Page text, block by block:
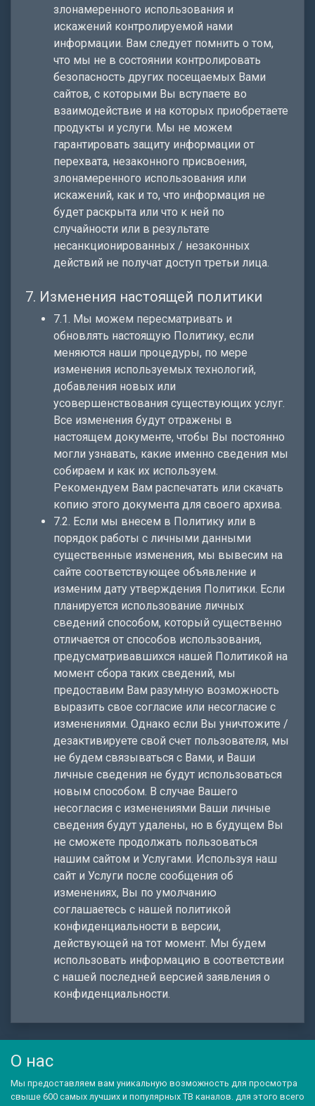
злонамеренного использования и
искажений контролируемой нами
информации. Вам следует помнить о том,
что мы не в состоянии контролировать
безопасность других посещаемых Вами
сайтов, с которыми Вы вступаете во
взаимодействие и на которых приобретаете
продукты и услуги. Мы не можем
гарантировать защиту информации от
перехвата, незаконного присвоения,
злонамеренного использования или
искажений, как и то, что информация не
будет раскрыта или что к ней по
случайности или в результате
несанкционированных / незаконных
действий не получат доступ третьи лица.
7. Изменения настоящей политики
7.1. Мы можем пересматривать и
обновлять настоящую Политику, если
меняются наши процедуры, по мере
изменения используемых технологий,
добавления новых или
усовершенствования существующих услуг.
Все изменения будут отражены в
настоящем документе, чтобы Вы постоянно
могли узнавать, какие именно сведения мы
собираем и как их используем.
Рекомендуем Вам распечатать или скачать
копию этого документа для своего архива.
7.2. Если мы внесем в Политику или в
порядок работы с личными данными
существенные изменения, мы вывесим на
сайте соответствующее объявление и
изменим дату утверждения Политики. Если
планируется использование личных
сведений способом, который существенно
отличается от способов использования,
предусматривавшихся нашей Политикой на
момент сбора таких сведений, мы
предоставим Вам разумную возможность
выразить свое согласие или несогласие с
изменениями. Однако если Вы уничтожите /
дезактивируете свой счет пользователя, мы
не будем связываться с Вами, и Ваши
личные сведения не будут использоваться
новым способом. В случае Вашего
несогласия с изменениями Ваши личные
сведения будут удалены, но в будущем Вы
не сможете продолжать пользоваться
нашим сайтом и Услугами. Используя наш
сайт и Услуги после сообщения об
изменениях, Вы по умолчанию
соглашаетесь с нашей политикой
конфиденциальности в версии,
действующей на тот момент. Мы будем
использовать информацию в соответствии
с нашей последней версией заявления о
конфиденциальности.
О нас
Мы предоставляем вам уникальную возможность для просмотра
свыше 600 самых лучших и популярных ТВ каналов. для этого всего